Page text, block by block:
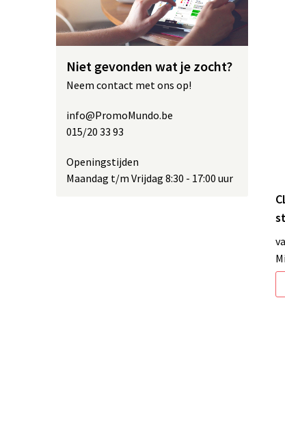
Niet gevonden wat je zocht?
Neem contact met ons op!
info@PromoMundo.be
015/20 33 93
Openingstijden
Maandag t/m Vrijdag 8:30 - 17:00 uur